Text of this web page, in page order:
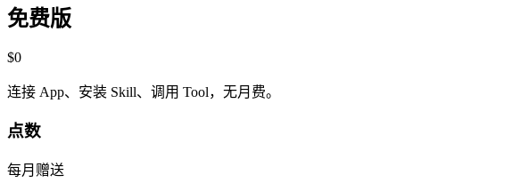
免费版
$0
连接 App、安装 Skill、调用 Tool，无月费。
点数
每月赠送